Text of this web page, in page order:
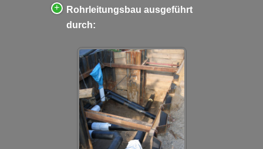
Rohrleitungsbau ausgeführt
durch: